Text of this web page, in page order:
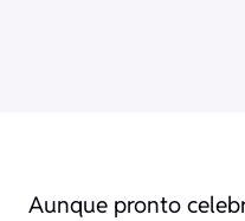
Aunque pronto